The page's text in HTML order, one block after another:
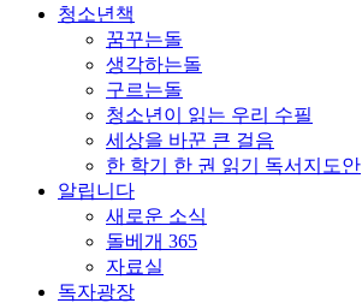
청소년책
꿈꾸는돌
생각하는돌
구르는돌
청소년이 읽는 우리 수필
세상을 바꾼 큰 걸음
한 학기 한 권 읽기 독서지도안
알립니다
새로운 소식
돌베개 365
자료실
독자광장